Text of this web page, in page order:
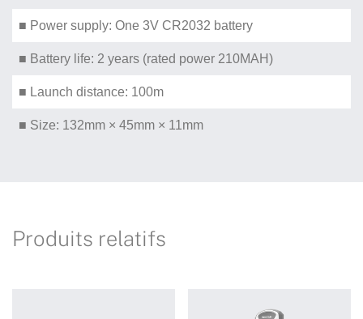
■ Power supply: One 3V CR2032 battery
■ Battery life: 2 years (rated power 210MAH)
■ Launch distance: 100m
■ Size: 132mm × 45mm × 11mm
Produits relatifs